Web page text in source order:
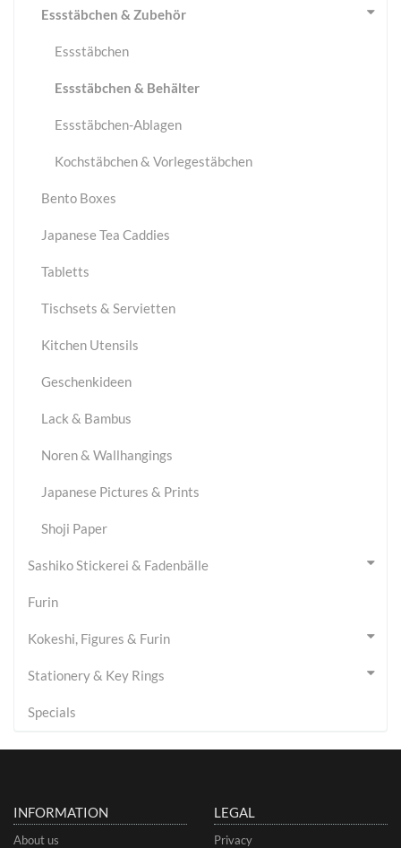
Essstäbchen & Zubehör
Essstäbchen
Essstäbchen & Behälter
Essstäbchen-Ablagen
Kochstäbchen & Vorlegestäbchen
Bento Boxes
Japanese Tea Caddies
Tabletts
Tischsets & Servietten
Kitchen Utensils
Geschenkideen
Lack & Bambus
Noren & Wallhangings
Japanese Pictures & Prints
Shoji Paper
Sashiko Stickerei & Fadenbälle
Furin
Kokeshi, Figures & Furin
Stationery & Key Rings
Specials
INFORMATION
About us
LEGAL
Privacy